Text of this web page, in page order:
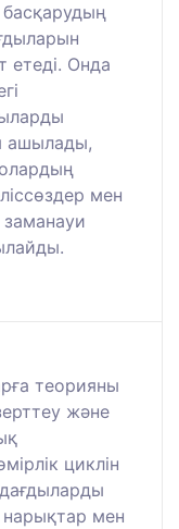
етеді. Онда
ашылады,
мен
теорияны
және
циклін
мен